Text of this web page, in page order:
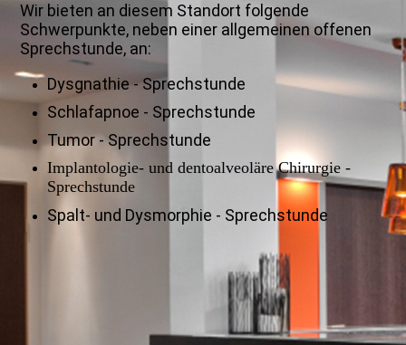
Wir bieten an diesem Standort folgende
Schwerpunkte, neben einer allgemeinen offenen
Sprechstunde, an:
Dysgnathie - Sprechstunde
Schlafapnoe - Sprechstunde
Tumor - Sprechstunde
Implantologie- und dentoalveoläre Chirurgie -
Sprechstunde
Spalt- und Dysmorphie - Sprechstunde